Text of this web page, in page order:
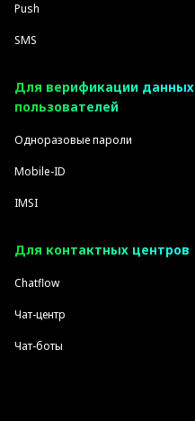
Push
SMS
Для верификации данных
пользователей
Одноразовые пароли
Mobile-ID
IMSI
Для контактных центров
Chatflow
Чат-центр
Чат-боты